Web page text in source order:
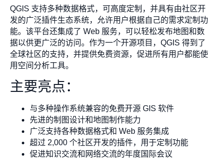
QGIS 支持多种数据格式，可高度定制，并具有由社区开
发的广泛插件生态系统，允许用户根据自己的需求定制功
能。该平台还集成了 Web 服务，可以轻松发布地图和数
据以供更广泛的访问。作为一个开源项目，QGIS 得到了
全球社区的支持，并提供免费资源，促进所有用户都能使
用空间分析工具。
主要亮点：
与多种操作系统兼容的免费开源 GIS 软件
先进的制图设计和地图制作能力
广泛支持各种数据格式和 Web 服务集成
超过 2,000 个社区开发的插件，用于定制功能
促进知识交流和网络交流的年度国际会议